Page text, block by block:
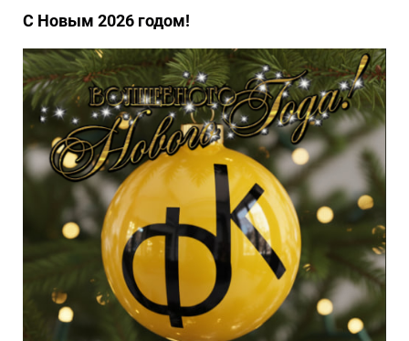
С Новым 2026 годом!